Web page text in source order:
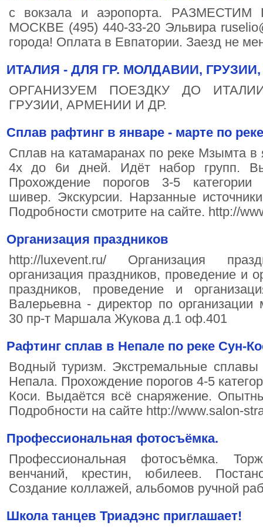
с вокзала и аэропорта. РАЗМЕСТИМ
МОСКВЕ (495) 440-33-20 Эльвира
города! Оплата в Евпатории. Заезд не
ИТАЛИЯ - ДЛЯ ГР. МОЛДАВИИ,
ОРГАНИЗУЕМ ПОЕЗДКУ ДО
ГРУЗИИ, АРМЕНИИ И ДР.
Сплав рафтинг в январе - марте по
Сплав на катамаранах по реке Мзымта
4х до 6и дней. Идёт набор групп.
Прохождение порогов 3-5 категории
шивер. Экскурсии. Нарзанные
Подробности смотрите на сайте. http://
Организация праздников
http://luxevent.ru/ Организация
организация праздников, проведение и
праздников, проведение и
Валерьевна - директор по организации
30 пр-т Маршала Жукова д.1 оф.401
Рафтинг сплав в Непале по реке Сун-
Водный туризм. Экстремальные
Непала. Прохождение порогов 4-5
Коси. Выдаётся всё снаряжение.
Подробности на сайте http://www.salon-
Профессиональная фотосъёмка.
Профессиональная фотосъёмка.
венчаний, крестин, юбилеев.
Создание коллажей, альбомов ручной
Школа танцев Триадэнс приглашает!